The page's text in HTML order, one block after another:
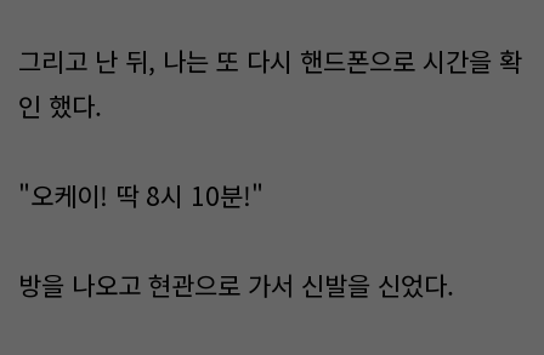
그리고 난 뒤, 나는 또 다시 핸드폰으로 시간을 확
인 했다.
"오케이! 딱 8시 10분!"
방을 나오고 현관으로 가서 신발을 신었다.